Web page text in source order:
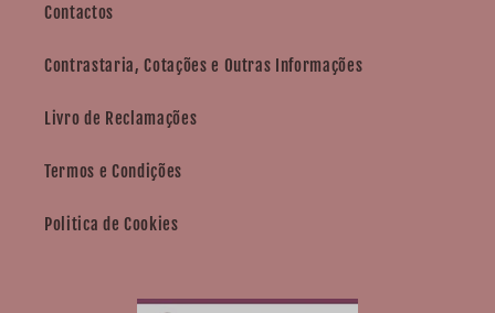
Contactos
Contrastaria, Cotações e Outras Informações
Livro de Reclamações
Termos e Condições
Politica de Cookies